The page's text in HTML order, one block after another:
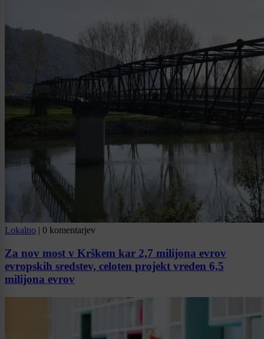
Lokalno 0 komentarjev
Za nov most v Krškem kar 2,7 milijona evrov
evropskih sredstev, celoten projekt vreden 6,5
milijona evrov